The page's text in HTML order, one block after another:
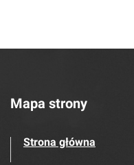
Mapa strony
Strona główna